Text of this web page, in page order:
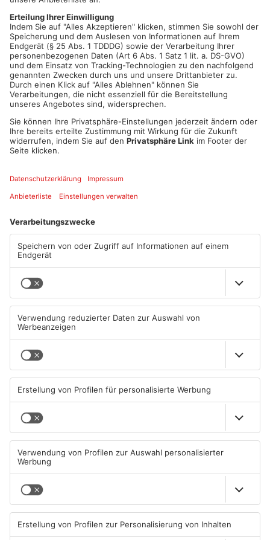
Artikel teilen
ANZEIGE
24-Jähriger flüchtet in
und verunfallt
Wo ist Ricardo Zaragoza
07.08.2026, 14:43 UHR IN HANAU
Ladendieb sticht auf
Verkäufer in Hanau ein
07.08.2026, 14:28 UHR IN HANAU
Tatverdächtiger nach Tod
einer 37-Jährigen in Hanau
wieder frei
07.08.2026, 07:41 UHR IN HANAU